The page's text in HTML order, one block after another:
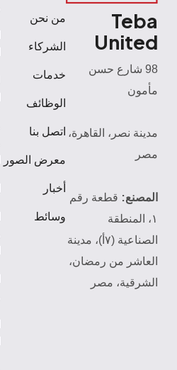
Teba
United
98 شارع حسن
مأمون
مدينة نصر، القاهرة،
مصر
المصنع: قطعة رقم
١، المنطقة
الصناعية (٧أ)، مدينة
العاشر من رمضان،
الشرقية، مصر
من نحن
الشركاء
خدمات
الوظائف
اتصل بنا
معرض الصور
أخبار
وسائط